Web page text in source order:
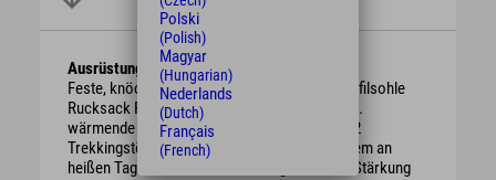
Ausrüstung
Feste, knöchelhohe Bergschuhe mit guter Profilsohle
Rucksack Regenschutz, je nach Witterung evtl.
wärmende Kleidung oder Sonnenschutz ggf. 2
Trekkingstöcke ausreichend Getränke vor allem an
heißen Tagen evtl. Brotzeit / Süßigkeiten zur Stärkung
Polski
(Polish)
Magyar
(Hungarian)
Nederlands
(Dutch)
Français
(French)